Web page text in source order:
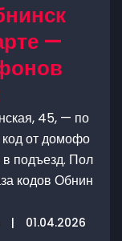
—
45, — по
от домофо
подъезд. Пол
кодов Обнин
| 01.04.2026